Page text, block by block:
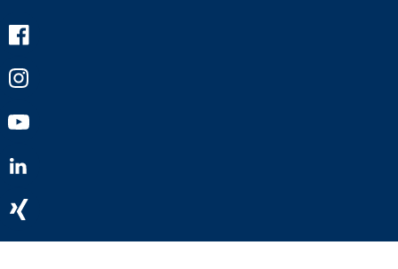
Youtube